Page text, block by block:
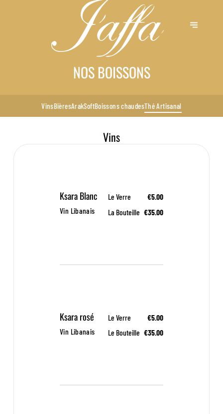
NOS BOISSONS
VinsBièresArakSoftBoissons chaudesThé Artisanal
Vins
Ksara Blanc
Vin Libanais
Le Verre
€5.00
La Bouteille €35.00
Ksara rosé
Vin Libanais
Le Verre
€5.00
Le Bouteille €35.00